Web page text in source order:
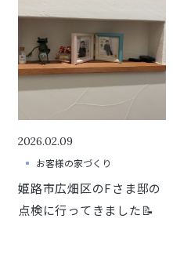
2026.02.09
お客様の家づくり
姫路市広畑区のFさま邸の
点検に行ってきました📝